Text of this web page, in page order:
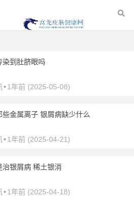
染到肚脐眼吗
•1年前 (2025-05-08)
些金属离子 银屑病缺少什么
•1年前 (2025-04-21)
治银屑病 稀土银消
•1年前 (2025-04-18)